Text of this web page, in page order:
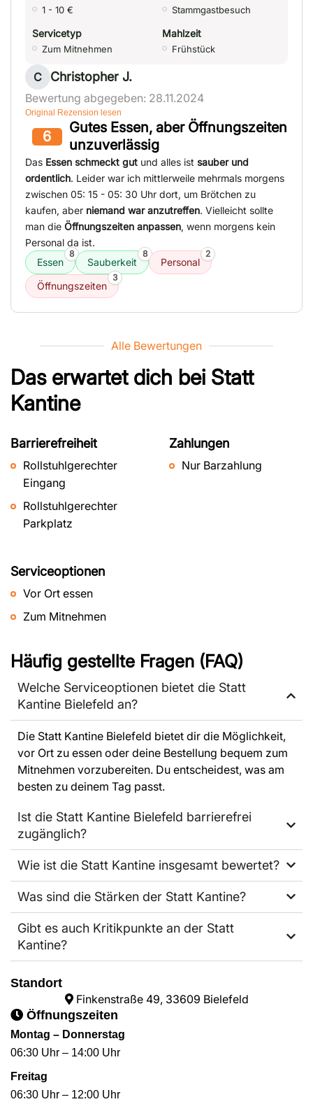
1 - 10 € Stammgastbesuch
Servicetyp
Zum Mitnehmen
Mahlzeit
Frühstück
C Christopher J.
Bewertung abgegeben: 28.11.2024
Original Rezension lesen
6
Gutes Essen, aber Öffnungszeiten
unzuverlässig
Das Essen schmeckt gut und alles ist sauber und
ordentlich. Leider war ich mittlerweile mehrmals morgens
zwischen 05: 15 - 05: 30 Uhr dort, um Brötchen zu
kaufen, aber niemand war anzutreffen. Vielleicht sollte
man die Öffnungszeiten anpassen, wenn morgens kein
Personal da ist.
Essen
8
Sauberkeit
8
Personal
2
Öffnungszeiten
3
Alle Bewertungen
Das erwartet dich bei Statt
Kantine
Barrierefreiheit
Rollstuhlgerechter
Eingang
Rollstuhlgerechter
Parkplatz
Zahlungen
Nur Barzahlung
Serviceoptionen
Vor Ort essen
Zum Mitnehmen
Häufig gestellte Fragen (FAQ)
Welche Serviceoptionen bietet die Statt
Kantine Bielefeld an?
Die Statt Kantine Bielefeld bietet dir die Möglichkeit,
vor Ort zu essen oder deine Bestellung bequem zum
Mitnehmen vorzubereiten. Du entscheidest, was am
besten zu deinem Tag passt.
Ist die Statt Kantine Bielefeld barrierefrei
zugänglich?
Wie ist die Statt Kantine insgesamt bewertet?
Was sind die Stärken der Statt Kantine?
Gibt es auch Kritikpunkte an der Statt
Kantine?
Standort
Finkenstraße 49, 33609 Bielefeld
Öffnungszeiten
Montag – Donnerstag
06:30 Uhr – 14:00 Uhr
Freitag
06:30 Uhr – 12:00 Uhr